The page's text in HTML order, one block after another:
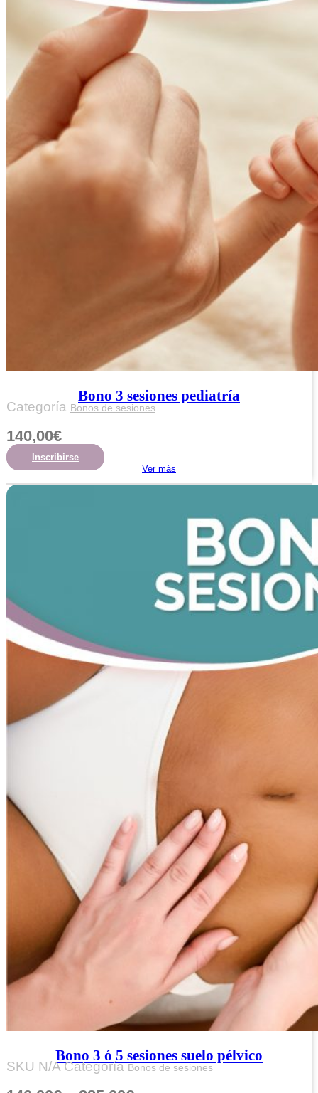
Bono 3 sesiones pediatría
Categoría Bonos de sesiones
140,00€
Inscribirse
Ver más
Bono 3 ó 5 sesiones suelo pélvico
SKU N/ACategoría Bonos de sesiones